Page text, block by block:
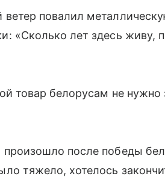
повалил
«Сколько лет здесь живу,
товар белорусам не нужно
после победы
тяжело, хотелось